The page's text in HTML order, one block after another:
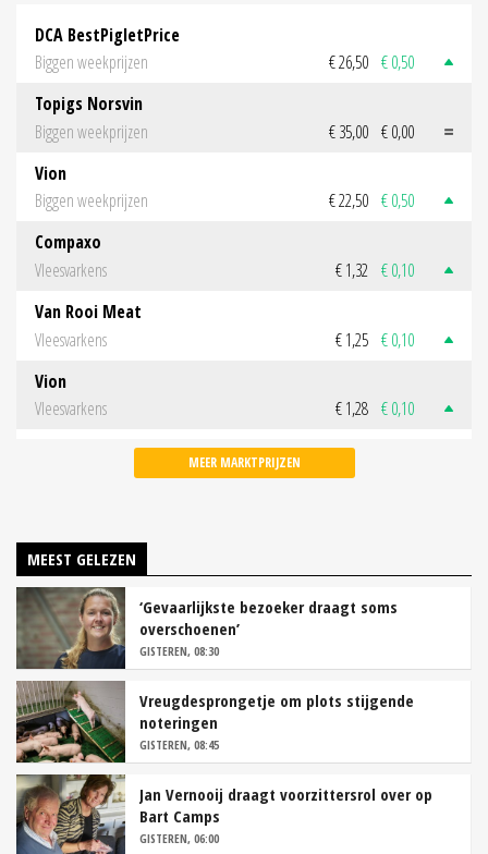
DCA BestPigletPrice
Biggen weekprijzen
€ 26,50 € 0,50
Topigs Norsvin
Biggen weekprijzen
€ 35,00 € 0,00
Vion
Biggen weekprijzen
€ 22,50 € 0,50
Compaxo
Vleesvarkens
€ 1,32 € 0,10
Van Rooi Meat
Vleesvarkens
€ 1,25 € 0,10
Vion
Vleesvarkens
€ 1,28 € 0,10
MEER MARKTPRIJZEN
MEEST GELEZEN
‘Gevaarlijkste bezoeker draagt soms
overschoenen’
GISTEREN, 08:30
Vreugdesprongetje om plots stijgende
noteringen
GISTEREN, 08:45
Jan Vernooij draagt voorzittersrol over op
Bart Camps
GISTEREN, 06:00